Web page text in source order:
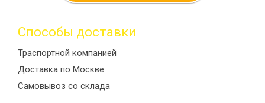
Способы доставки
Траспортной компанией
Доставка по Москве
Самовывоз со склада